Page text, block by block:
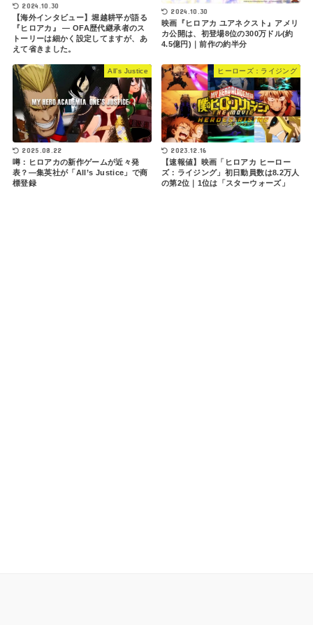
2024.10.30
【海外インタビュー】堀越耕平が語る
『ヒロアカ』 ― OFA歴代継承者のス
トーリーは細かく設定してますが、あ
えて省きました。
2024.10.30
映画『ヒロアカ ユアネクスト』アメリ
カ公開は、初登場8位の300万ドル(約
4.5億円)｜前作の約半分
All’s Justice
2025.08.22
噂：ヒロアカの新作ゲームが近々発
表？―集英社が「All’s Justice」で商
標登録
ヒーローズ：ライジング
2023.12.16
【速報値】映画「ヒロアカ ヒーロー
ズ：ライジング」初日動員数は8.2万人
の第2位｜1位は「スターウォーズ」